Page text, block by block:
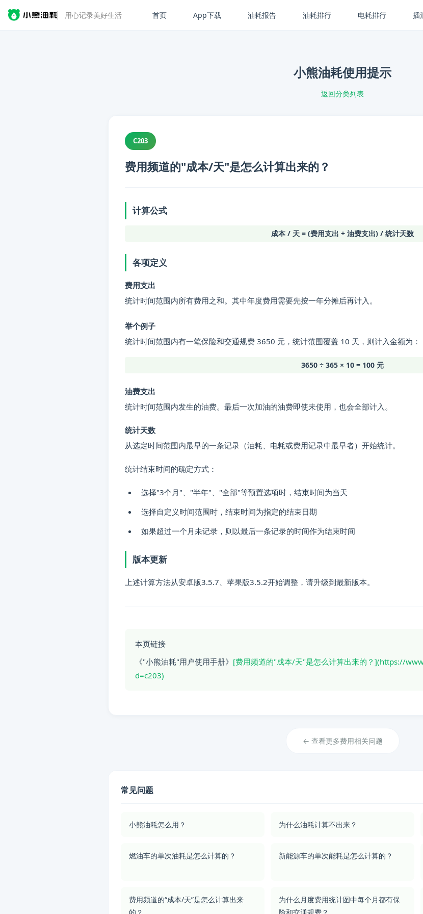
用心记录美好生活 首页 App下载 油耗报告 油耗排行 电耗排行 插
小熊油耗使用提示
返回分类列表
C203
费用频道的"成本/天"是怎么计算出来的？
分类：费用
标签：小熊油耗使用提示, 常见问题解答
计算公式
成本 / 天 = (费用支出 + 油费支出) / 统计天数
各项定义
费用支出
统计时间范围内所有费用之和。其中年度费用需要先按一年分摊后再计入。
举个例子
统计时间范围内有一笔保险和交通规费 3650 元，统计范围覆盖 10 天，则计入金额为：
3650 ÷ 365 × 10 = 100 元
油费支出
统计时间范围内发生的油费。最后一次加油的油费即使未使用，也会全部计入。
统计天数
从选定时间范围内最早的一条记录（油耗、电耗或费用记录中最早者）开始统计。
统计结束时间的确定方式：
选择"3个月"、"半年"、"全部"等预置选项时，结束时间为当天
选择自定义时间范围时，结束时间为指定的结束日期
如果超过一个月未记录，则以最后一条记录的时间作为结束时间
版本更新
上述计算方法从安卓版3.5.7、苹果版3.5.2开始调整，请升级到最新版本。
本页链接
《"小熊油耗"用户使用手册》 [费用频道的"成本/天"是怎么计算出来的？](https://
d=c203)
← 查看更多费用相关问题
常见问题
小熊油耗怎么用？ 为什么油耗计算不出来？
燃油车的单次油耗是怎么计算的？ 新能源车的单次能耗是怎么计算的？
费用频道的“成本/天”是怎么计算出来
为什么月度费用统计图中每个月都有保